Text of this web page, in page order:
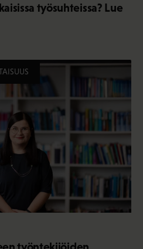
työsuhteissa? Lue
työntekijöiden